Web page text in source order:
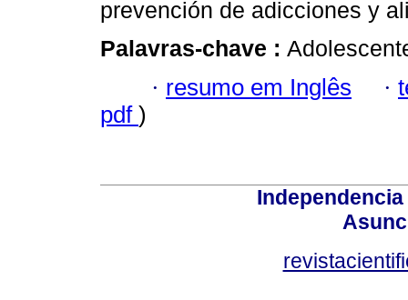
prevención de adicciones y
Palavras-chave :
· resumo em Inglês ·
pdf )